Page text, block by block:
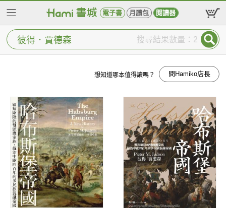
電子書 月讀包 閱讀器
搜尋結果數量：2
想知道哪本值得讀嗎？ 問Hamiko店長